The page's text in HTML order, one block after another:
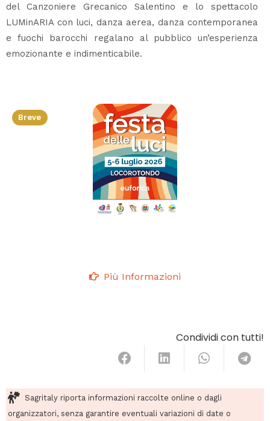
del Canzoniere Grecanico Salentino e lo spettacolo
LUMinARIA con luci, danza aerea, danza contemporanea
e fuochi barocchi regalano al pubblico un’esperienza
emozionante e indimenticabile.
Breve
Più Informazioni
Condividi con tutti!
Sagritaly riporta informazioni raccolte online o dagli
organizzatori, senza garantire eventuali variazioni di date o